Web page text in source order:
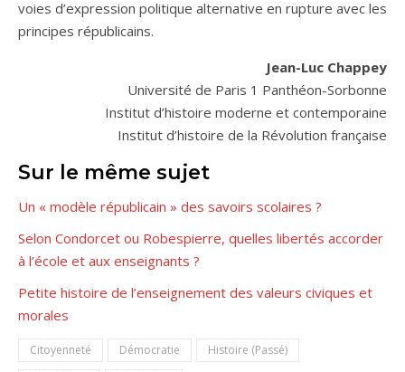
voies d’expression politique alternative en rupture avec les
principes républicains.
Jean-Luc Chappey
Université de Paris 1 Panthéon-Sorbonne
Institut d’histoire moderne et contemporaine
Institut d’histoire de la Révolution française
Sur le même sujet
Un « modèle républicain » des savoirs scolaires ?
Selon Condorcet ou Robespierre, quelles libertés accorder
à l’école et aux enseignants ?
Petite histoire de l’enseignement des valeurs civiques et
morales
Citoyenneté Démocratie
Histoire (Passé)